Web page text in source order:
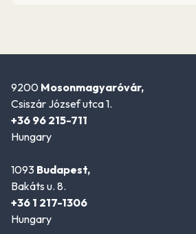
9200 Mosonmagyaróvár,
Csiszár József utca 1.
+36 96 215-711
Hungary
1093 Budapest,
Bakáts u. 8.
+36 1 217-1306
Hungary